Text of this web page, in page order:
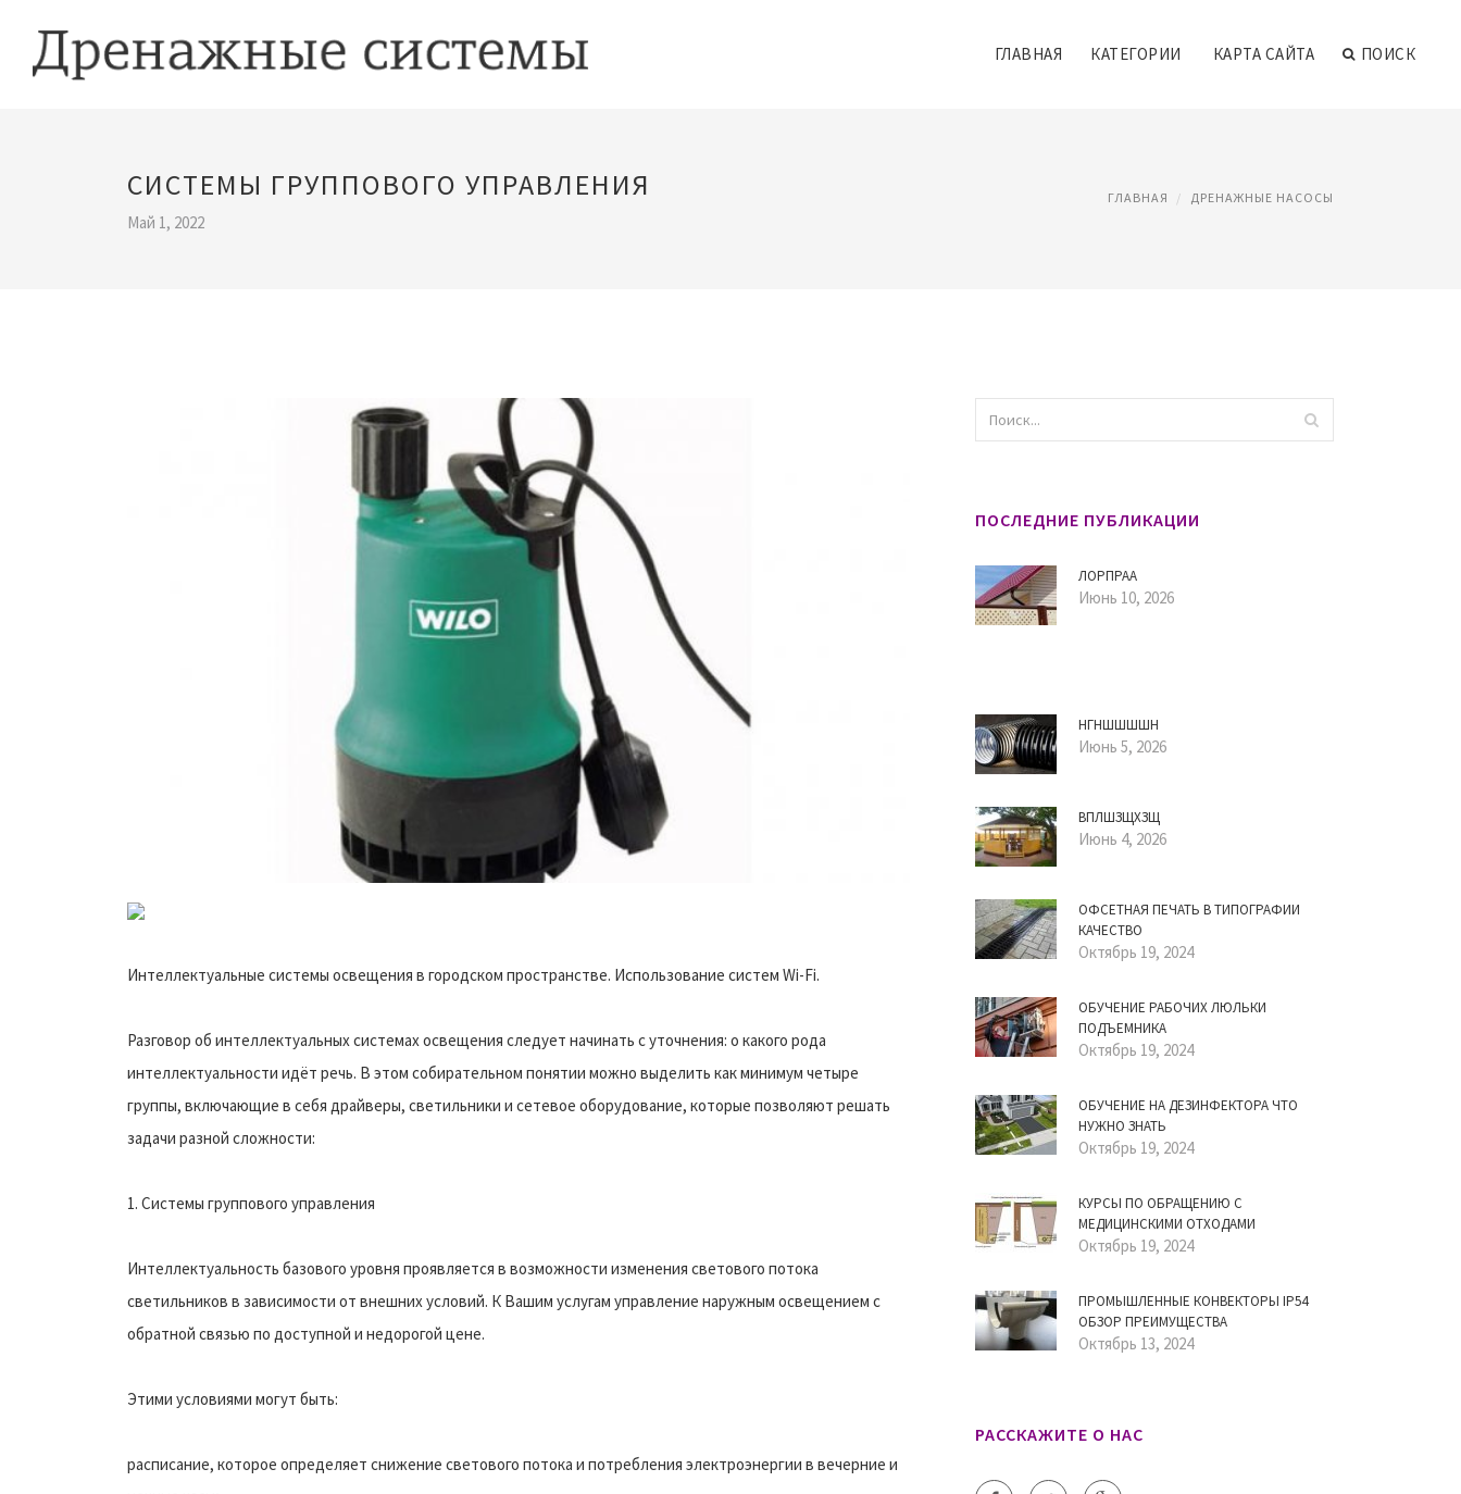
ГЛАВНАЯ КАТЕГОРИИ КАРТА САЙТА ПОИСК
СИСТЕМЫ ГРУППОВОГО УПРАВЛЕНИЯ
Май 1, 2022
ГЛАВНАЯ ДРЕНАЖНЫЕ НАСОСЫ
Интеллектуальные системы освещения в городском пространстве. Использование систем Wi-Fi.
Разговор об интеллектуальных системах освещения следует начинать с уточнения: о какого рода
интеллектуальности идёт речь. В этом собирательном понятии можно выделить как минимум четыре
группы, включающие в себя драйверы, светильники и сетевое оборудование, которые позволяют решать
задачи разной сложности:
1. Системы группового управления
Интеллектуальность базового уровня проявляется в возможности изменения светового потока
светильников в зависимости от внешних условий. К Вашим услугам управление наружным освещением с
обратной связью по доступной и недорогой цене.
Этими условиями могут быть:
расписание, которое определяет снижение светового потока и потребления электроэнергии в вечерние и
ПОСЛЕДНИЕ ПУБЛИКАЦИИ
ЛОРПРАА
Июнь 10, 2026
НГНШШШШН
Июнь 5, 2026
ВПЛШЗЩХЗЩ
Июнь 4, 2026
ОФСЕТНАЯ ПЕЧАТЬ В ТИПОГРАФИИ
КАЧЕСТВО
Октябрь 19, 2024
ОБУЧЕНИЕ РАБОЧИХ ЛЮЛЬКИ
ПОДЪЕМНИКА
Октябрь 19, 2024
ОБУЧЕНИЕ НА ДЕЗИНФЕКТОРА ЧТО
НУЖНО ЗНАТЬ
Октябрь 19, 2024
КУРСЫ ПО ОБРАЩЕНИЮ С
МЕДИЦИНСКИМИ ОТХОДАМИ
Октябрь 19, 2024
ПРОМЫШЛЕННЫЕ КОНВЕКТОРЫ IP54
ОБЗОР ПРЕИМУЩЕСТВА
Октябрь 13, 2024
РАССКАЖИТЕ О НАС